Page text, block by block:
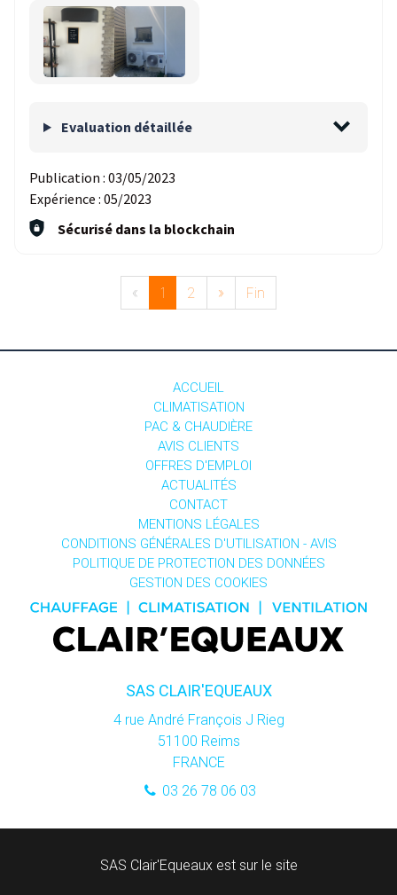
Evaluation détaillée
Publication : 03/05/2023
Expérience : 05/2023
Sécurisé dans la blockchain
« 1 2 » Fin
ACCUEIL
CLIMATISATION
PAC & CHAUDIÈRE
AVIS CLIENTS
OFFRES D'EMPLOI
ACTUALITÉS
CONTACT
MENTIONS LÉGALES
CONDITIONS GÉNÉRALES D'UTILISATION - AVIS
POLITIQUE DE PROTECTION DES DONNÉES
GESTION DES COOKIES
SAS CLAIR'EQUEAUX
4 rue André François J Rieg
51100 Reims
FRANCE
03 26 78 06 03
SAS Clair'Equeaux est sur le site